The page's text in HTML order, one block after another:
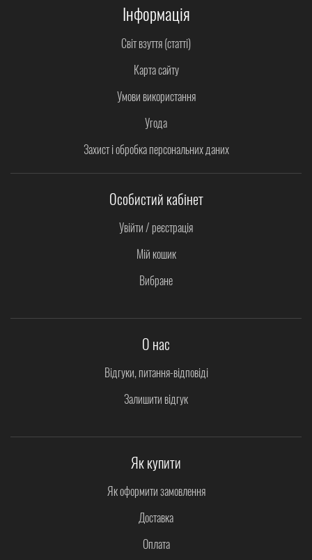
Інформація
Світ взуття (статті)
Карта сайту
Умови використання
Угода
Захист і обробка персональних даних
Особистий кабінет
Увійти / реєстрація
Мій кошик
Вибране
О нас
Відгуки, питання-відповіді
Залишити відгук
Як купити
Як оформити замовлення
Доставка
Оплата